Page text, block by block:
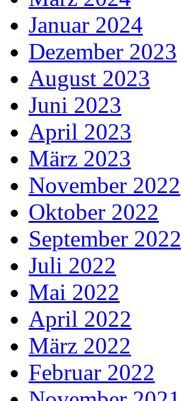
Januar 2024
Dezember 2023
August 2023
Juni 2023
April 2023
März 2023
November 2022
Oktober 2022
September 2022
Juli 2022
Mai 2022
April 2022
März 2022
Februar 2022